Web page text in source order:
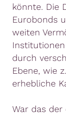
könnte. Die
Eurobonds
weiten
durch
Ebene, wie
erhebliche
War das der